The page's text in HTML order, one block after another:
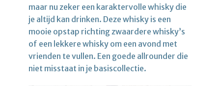
maar nu zeker een karaktervolle whisky die
je altijd kan drinken. Deze whisky is een
mooie opstap richting zwaardere whisky’s
of een lekkere whisky om een avond met
vrienden te vullen. Een goede allrounder die
niet misstaat in je basiscollectie.